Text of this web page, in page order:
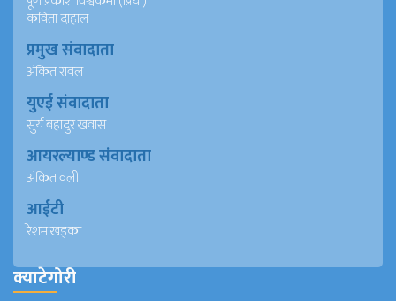
कविता दाहाल
प्रमुख संवादाता
अंकित रावल
युएई संवादाता
सुर्य बहादुर खवास
आयरल्याण्ड संवादाता
अंकित वली
आईटी
रेशम खड्का
क्याटेगोरी